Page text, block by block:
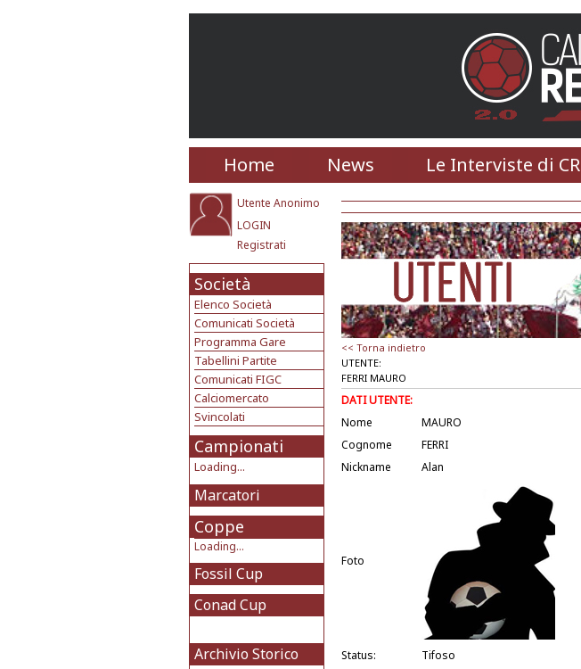
Home News Le Interviste di CR
Utente Anonimo
LOGIN
Registrati
Società
Elenco Società
Comunicati Società
Programma Gare
Tabellini Partite
Comunicati FIGC
Calciomercato
Svincolati
Campionati
Loading...
Marcatori
Coppe
Loading...
Fossil Cup
Conad Cup
Archivio Storico
<< Torna indietro
UTENTE:
FERRI MAURO
DATI UTENTE:
Nome
MAURO
Cognome
FERRI
Nickname
Alan
Foto
Status:
Tifoso